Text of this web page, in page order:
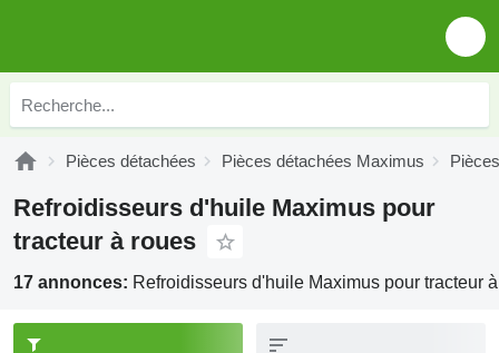
Pièces détachées Pièces détachées Maximus
Refroidisseurs d'huile Maximus pour
tracteur à roues
17 annonces: Refroidisseurs d'huile Maximus pour tracteur